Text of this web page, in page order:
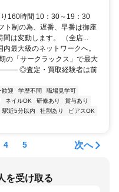
160時間 10：30～19：30
ト制の為、遅番、早番は御座
は変動します。 （全店...
最大級のネットワークへ。
の「サークラックス」で最大
◎査定・買取経験者は前
歓迎 学歴不問
職場見学可
ネイルOK 研修あり
賞与あり
駅近5分以内 社割あり
ピアスOK
4 5 次へ
を受け取る